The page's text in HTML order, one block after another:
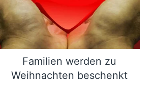
Familien werden zu
Weihnachten beschenkt